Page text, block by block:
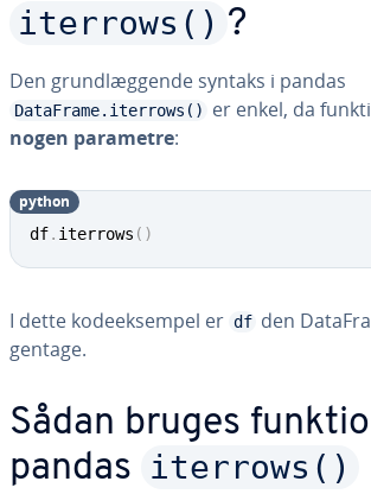
iterrows() ?
Den grund­læg­gen­de syntaks i pandas
DataFrame.iterrows() er enkel, da
nogen parametre:
df. iterrows ( )
python
I dette ko­de­ek­sem­pel er df den
gentage.
Sådan bruges
pandas iterrows()